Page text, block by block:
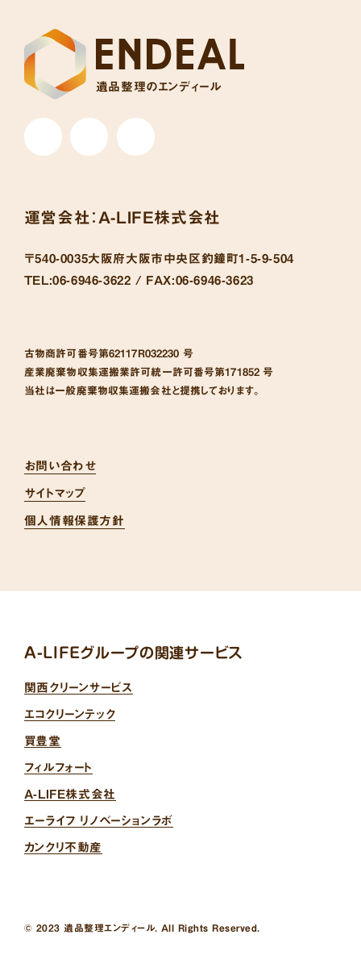
遺品整理のエンディール
運営会社： A-LIFE株式会社
〒540-0035大阪府大阪市中央区釣鐘町1-5-9-504
TEL:06-6946-3622 / FAX:06-6946-3623
古物商許可番号第62117R032230 号
産業廃棄物収集運搬業許可統一許可番号第171852 号
当社は一般廃棄物収集運搬会社と提携しております。
お問い合わせ
サイトマップ
個人情報保護方針
A-LIFEグループの関連サービス
関西クリーンサービス
エコクリーンテック
買豊堂
フィルフォート
A-LIFE株式会社
エーライフ リノベーションラボ
カンクリ不動産
© 2023 遺品整理エンディール. All Rights Reserved.